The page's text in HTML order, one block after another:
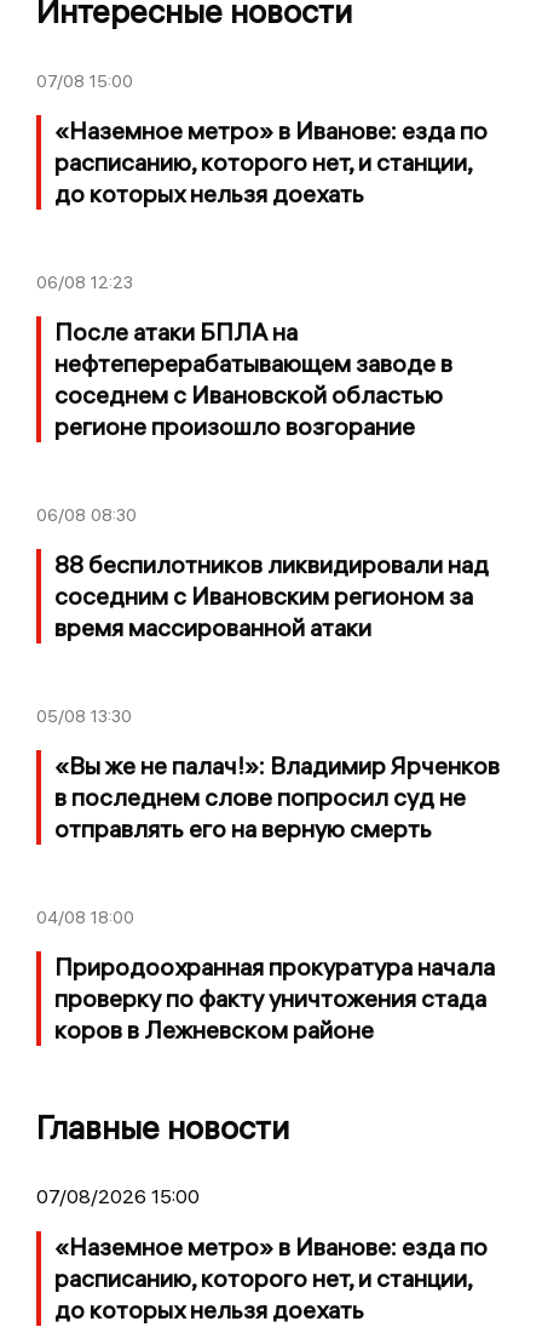
Интересные новости
07/08 15:00
«Наземное метро» в Иванове: езда по
расписанию, которого нет, и станции,
до которых нельзя доехать
06/08 12:23
После атаки БПЛА на
нефтеперерабатывающем заводе в
соседнем с Ивановской областью
регионе произошло возгорание
06/08 08:30
88 беспилотников ликвидировали над
соседним с Ивановским регионом за
время массированной атаки
05/08 13:30
«Вы же не палач!»: Владимир Ярченков
в последнем слове попросил суд не
отправлять его на верную смерть
04/08 18:00
Природоохранная прокуратура начала
проверку по факту уничтожения стада
коров в Лежневском районе
Главные новости
07/08/2026 15:00
«Наземное метро» в Иванове: езда по
расписанию, которого нет, и станции,
до которых нельзя доехать